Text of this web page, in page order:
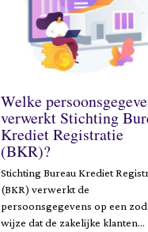
Welke
verwerkt Stichting
Krediet Registratie
(BKR)?
Stichting Bureau Krediet
(BKR) verwerkt de
persoonsgegevens op een
wijze dat de zakelijke klanten…